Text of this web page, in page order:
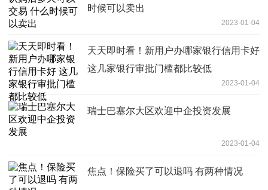
时候可以卖出
2023-01-04
天天即时看！新用户办哪家银行信用卡好
这几家银行审批门槛都比较低
2023-01-04
瑞士巴塞尔大区欢迎中企投资发展
2023-01-04
焦点！保险买了可以退吗 有两种情况